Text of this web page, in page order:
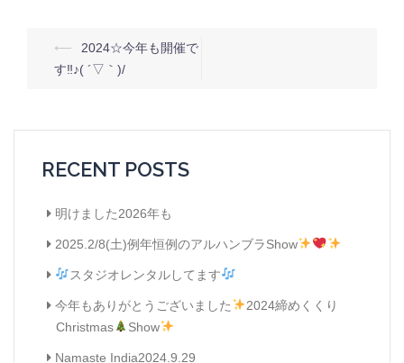
投
稿
ビ
ゲ
ー
シ
ョ
ン
⟵
2024☆今年も開催で
す‼︎♪( ´▽｀)/
RECENT POSTS
明けました2026年も
2025.2/8(土)例年恒例のアルハンブラShow
スタジオレンタルしてます
今年もありがとうございました
2024締めくくり
Christmas
Show
Namaste India2024.9.29